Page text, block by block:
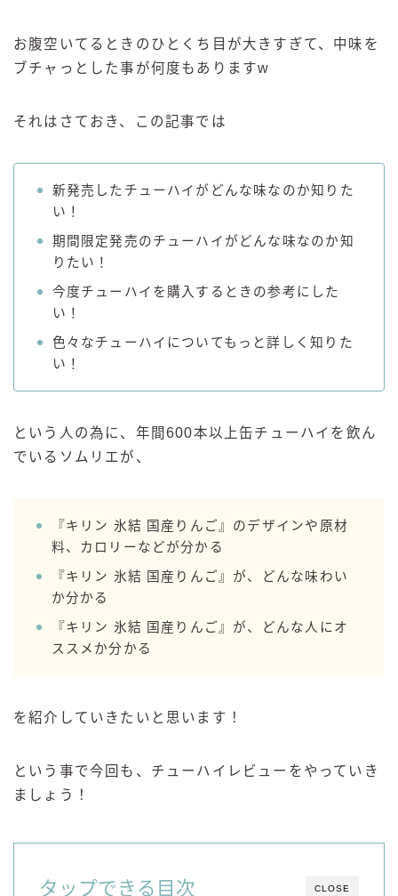
ほろよい
BAR Pomum（バー・ポームム）
トリスハイボール
鏡月焼酎ハイ
アサヒ
贅沢搾り
樽ハイ倶楽部
ザ・レモンクラフト
ザ・カクテルクラフト
Slat(すらっと）
月庵
FRUITZER (フルーツァー）
三ツ星グレフルサワー
レモン・ザ・リッチ
キレートレモンサワー
宝酒造
タカラCANチューハイ
極上フルーツサワー
お腹空いてるときのひとくち目が大きすぎて、中味を
ブチャっとした事が何度もありますw
それはさておき、この記事では
新発売したチューハイがどんな味なのか知りた
い！
期間限定発売のチューハイがどんな味なのか知
りたい！
今度チューハイを購入するときの参考にした
い！
色々なチューハイについてもっと詳しく知りた
い！
という人の為に、年間600本以上缶チューハイを飲ん
でいるソムリエが、
『キリン 氷結 国産りんご』のデザインや原材
料、カロリーなどが分かる
『キリン 氷結 国産りんご』が、どんな味わい
か分かる
『キリン 氷結 国産りんご』が、どんな人にオ
ススメか分かる
を紹介していきたいと思います！
という事で今回も、チューハイレビューをやっていき
ましょう！
CLOSE
タップできる目次